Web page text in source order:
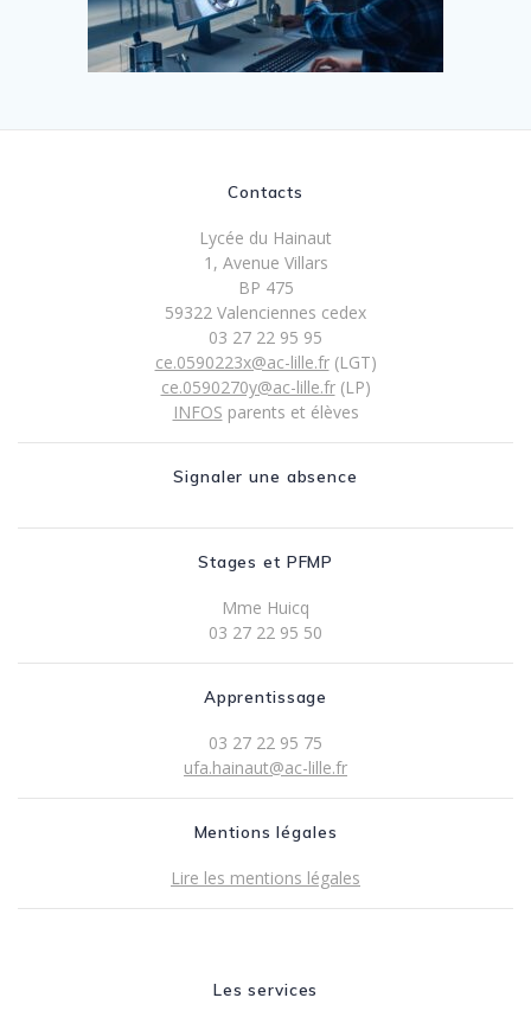
Contacts
Lycée du Hainaut
1, Avenue Villars
BP 475
59322 Valenciennes cedex
03 27 22 95 95
ce.0590223x@ac-lille.fr(LGT)
ce.0590270y@ac-lille.fr(LP)
INFOS parents et élèves
Signaler une absence
Stages et PFMP
Mme Huicq
03 27 22 95 50
Apprentissage
03 27 22 95 75
ufa.hainaut@ac-lille.fr
Mentions légales
Lire les mentions légales
Les services